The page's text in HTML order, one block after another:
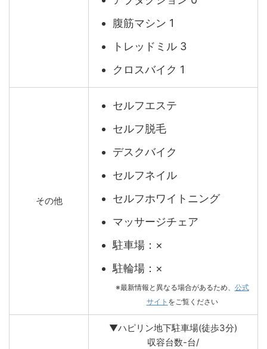
腹筋マシン 1
トレッドミル 3
クロスバイク 1
その他
セルフエステ
セルフ脱毛
デスクバイク
セルフネイル
セルフホワイトニング
マッサージチェア
駐車場：×
駐輪場：×
※最新情報と異なる場合があるため、 公式
サイト をご覧ください
▼ハピリン地下駐車場(徒歩3分)
収容台数-台/